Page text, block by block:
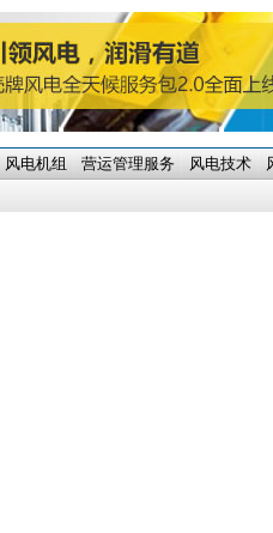
风电机组 营运管理服务 风电技术